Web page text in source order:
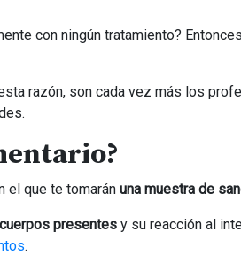
con ningún tratamiento?
razón, son cada vez más los
el que te tomarán una muestra de
presentes y su reacción al
.